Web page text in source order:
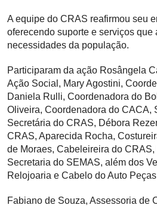
A equipe do CRAS reafirmou seu
oferecendo suporte e serviços que
necessidades da população.
Participaram da ação Rosângela
Ação Social, Mary Agostini,
Daniela Rulli, Coordenadora do
Oliveira, Coordenadora do CACA,
Secretária do CRAS, Débora
CRAS, Aparecida Rocha,
de Moraes, Cabeleireira do CRAS,
Secretaria do SEMAS, além dos
Relojoaria e Cabelo do Auto
Fabiano de Souza, Assessoria de